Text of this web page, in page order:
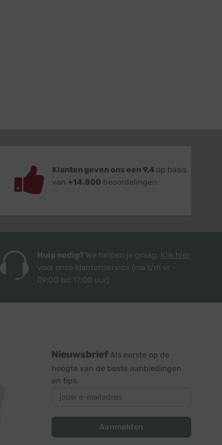
Klanten geven ons een 9,4 op basis
van +14.800 beoordelingen
Hulp nodig? We helpen je graag. Klik hier
voor onze klantenservice (ma t/m vr -
09:00 tot 17:00 uur)
Nieuwsbrief Als eerste op de
hoogte van de beste aanbiedingen
en tips.
Aanmelden